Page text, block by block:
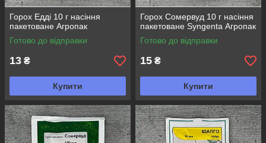
Горох Едді 10 г насіння
пакетоване Агропак
Готово до відправки
13 ₴
Купити
Горох Сомервуд 10 г насіння
пакетоване Syngenta Агропак
Готово до відправки
15 ₴
Купити